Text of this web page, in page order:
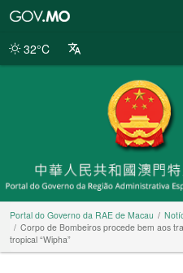
da
32°C
Portal do Governo da RAE de Macau
Corpo de Bombeiros procede bem aos
tropical “Wipha”